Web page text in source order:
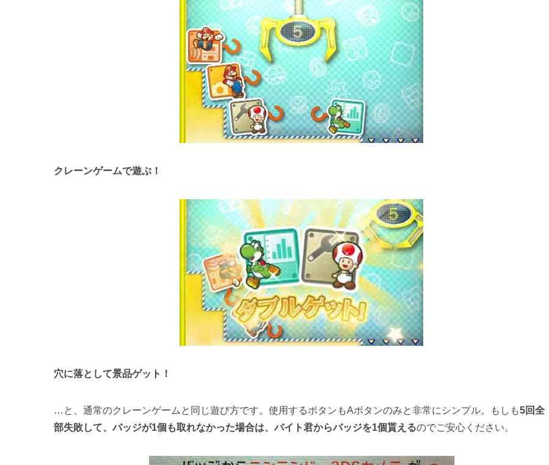
クレーンゲームで遊ぶ！
穴に落として景品ゲット！
…と、通常のクレーンゲームと同じ遊び方です。使用するボタンもAボタンのみと非常にシンプル。もしも5回全
部失敗して、バッジが1個も取れなかった場合は、バイト君からバッジを1個貰えるのでご安心ください。